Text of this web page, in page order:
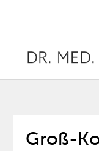
Groß-